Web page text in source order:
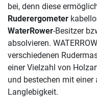
bei, denn diese
Ruderergometer
WaterRower-Besitzer
absolvieren.
verschiedenen
einer Vielzahl von
und bestechen mit
Langlebigkeit.